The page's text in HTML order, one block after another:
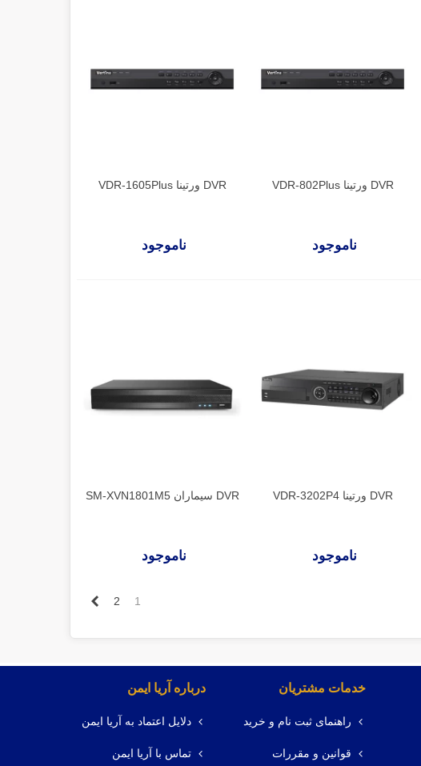
DVR ورتینا VDR-802Plus
ناموجود
DVR ورتینا VDR-1605Plus
ناموجود
DVR ورتینا VDR-3202P4
ناموجود
DVR سیماران SM-XVN1801M5
ناموجود
1
2
خدمات مشتریان
راهنمای ثبت نام و خرید
قوانین و مقررات
درباره آریا ایمن
دلایل اعتماد به آریا ایمن
تماس با آریا ایمن